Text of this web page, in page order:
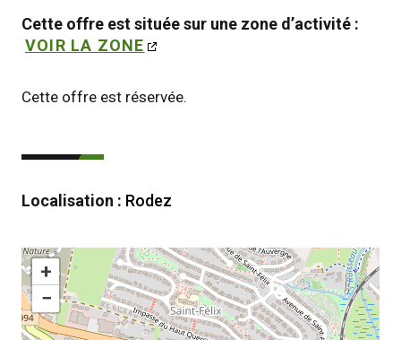
VOIR LA ZONE
Cette offre est réservée.
Localisation : Rodez
+
−